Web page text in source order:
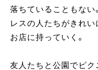
落ちていることもない
レスの人たちがきれい
お店に持っていく。
友人たちと公園でピク